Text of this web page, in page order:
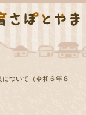
ついて（令和６年８